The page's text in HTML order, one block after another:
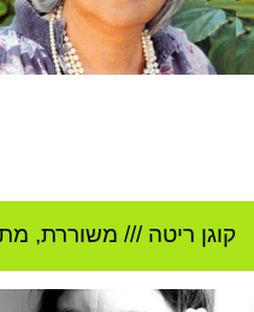
קוגן ריטה /// משוררת,